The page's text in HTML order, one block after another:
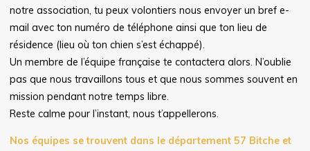
notre association, tu peux volontiers nous envoyer un bref e-
mail avec ton numéro de téléphone ainsi que ton lieu de
résidence (lieu où ton chien s’est échappé).
Un membre de l’équipe française te contactera alors. N’oublie
pas que nous travaillons tous et que nous sommes souvent en
mission pendant notre temps libre.
Reste calme pour l’instant, nous t’appellerons.
Nos équipes se trouvent dans le département 57 Bitche et